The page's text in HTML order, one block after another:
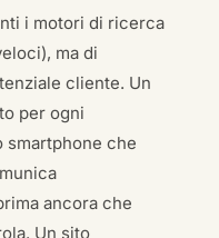
i motori di ricerca
ma di
cliente. Un
per ogni
smartphone che
ancora che
Un sito